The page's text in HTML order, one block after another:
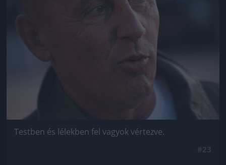
Testben és lélekben fel vagyok vértezve.